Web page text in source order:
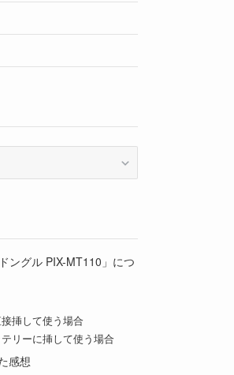
ングル PIX-MT110」につ
挿して使う場合
リーに挿して使う場合
感想